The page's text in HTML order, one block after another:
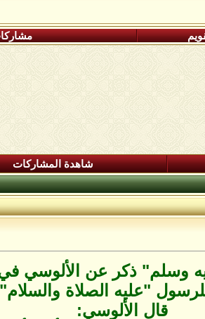
شاهدة المشاركات
وسلم" ذكر عن الألوسي
"عليه الصلاة والسلام"
قال الألوسي: